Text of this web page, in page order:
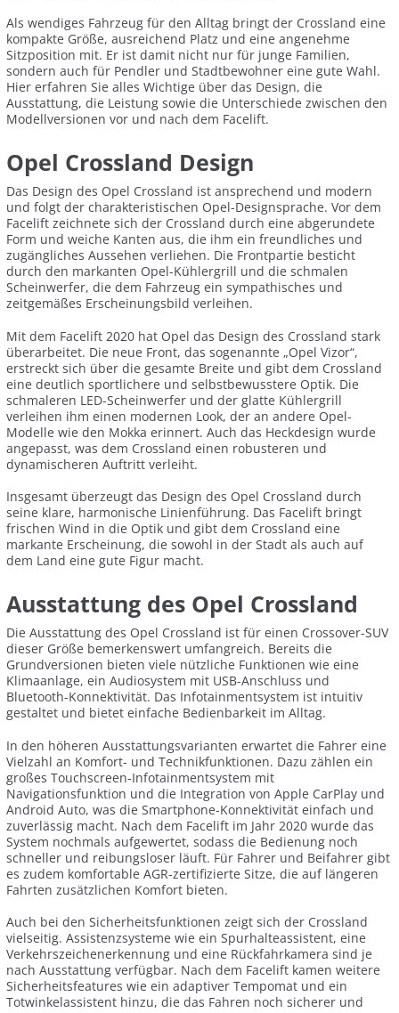
Als wendiges Fahrzeug für den Alltag bringt der Crossland eine
kompakte Größe, ausreichend Platz und eine angenehme
Sitzposition mit. Er ist damit nicht nur für junge Familien,
sondern auch für Pendler und Stadtbewohner eine gute Wahl.
Hier erfahren Sie alles Wichtige über das Design, die
Ausstattung, die Leistung sowie die Unterschiede zwischen den
Modellversionen vor und nach dem Facelift.
Opel Crossland Design
Das Design des Opel Crossland ist ansprechend und modern
und folgt der charakteristischen Opel-Designsprache. Vor dem
Facelift zeichnete sich der Crossland durch eine abgerundete
Form und weiche Kanten aus, die ihm ein freundliches und
zugängliches Aussehen verliehen. Die Frontpartie besticht
durch den markanten Opel-Kühlergrill und die schmalen
Scheinwerfer, die dem Fahrzeug ein sympathisches und
zeitgemäßes Erscheinungsbild verleihen.
Mit dem Facelift 2020 hat Opel das Design des Crossland stark
überarbeitet. Die neue Front, das sogenannte „Opel Vizor“,
erstreckt sich über die gesamte Breite und gibt dem Crossland
eine deutlich sportlichere und selbstbewusstere Optik. Die
schmaleren LED-Scheinwerfer und der glatte Kühlergrill
verleihen ihm einen modernen Look, der an andere Opel-
Modelle wie den Mokka erinnert. Auch das Heckdesign wurde
angepasst, was dem Crossland einen robusteren und
dynamischeren Auftritt verleiht.
Insgesamt überzeugt das Design des Opel Crossland durch
seine klare, harmonische Linienführung. Das Facelift bringt
frischen Wind in die Optik und gibt dem Crossland eine
markante Erscheinung, die sowohl in der Stadt als auch auf
dem Land eine gute Figur macht.
Ausstattung des Opel Crossland
Die Ausstattung des Opel Crossland ist für einen Crossover-SUV
dieser Größe bemerkenswert umfangreich. Bereits die
Grundversionen bieten viele nützliche Funktionen wie eine
Klimaanlage, ein Audiosystem mit USB-Anschluss und
Bluetooth-Konnektivität. Das Infotainmentsystem ist intuitiv
gestaltet und bietet einfache Bedienbarkeit im Alltag.
In den höheren Ausstattungsvarianten erwartet die Fahrer eine
Vielzahl an Komfort- und Technikfunktionen. Dazu zählen ein
großes Touchscreen-Infotainmentsystem mit
Navigationsfunktion und die Integration von Apple CarPlay und
Android Auto, was die Smartphone-Konnektivität einfach und
zuverlässig macht. Nach dem Facelift im Jahr 2020 wurde das
System nochmals aufgewertet, sodass die Bedienung noch
schneller und reibungsloser läuft. Für Fahrer und Beifahrer gibt
es zudem komfortable AGR-zertifizierte Sitze, die auf längeren
Fahrten zusätzlichen Komfort bieten.
Auch bei den Sicherheitsfunktionen zeigt sich der Crossland
vielseitig. Assistenzsysteme wie ein Spurhalteassistent, eine
Verkehrszeichenerkennung und eine Rückfahrkamera sind je
nach Ausstattung verfügbar. Nach dem Facelift kamen weitere
Sicherheitsfeatures wie ein adaptiver Tempomat und ein
Totwinkelassistent hinzu, die das Fahren noch sicherer und